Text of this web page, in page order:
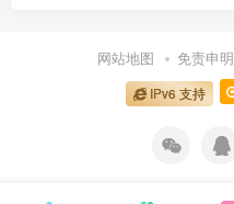
网站地图 免责申明
IPv6 支持